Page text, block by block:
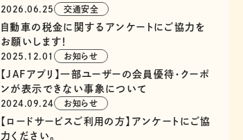
2026.06.25 交通安全
自動車の税金に関するアンケートにご協力を
お願いします！
2025.12.01 お知らせ
【JAFアプリ】一部ユーザーの会員優待・クーポ
ンが表示できない事象について
2024.09.24 お知らせ
【ロードサービスご利用の方】アンケートにご協
力ください。